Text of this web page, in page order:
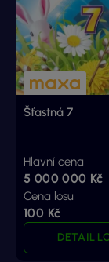
Šťastná 7
Hlavní cena
5 000 000 Kč
Cena losu
100 Kč
DETAIL